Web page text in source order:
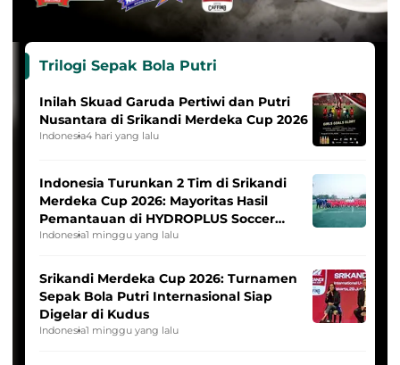
Trilogi Sepak Bola Putri
Inilah Skuad Garuda Pertiwi dan Putri
Nusantara di Srikandi Merdeka Cup 2026
Indonesia4 hari yang lalu
Indonesia Turunkan 2 Tim di Srikandi
Merdeka Cup 2026: Mayoritas Hasil
Pemantauan di HYDROPLUS Soccer
League
Indonesia1 minggu yang lalu
Srikandi Merdeka Cup 2026: Turnamen
Sepak Bola Putri Internasional Siap
Digelar di Kudus
Indonesia1 minggu yang lalu